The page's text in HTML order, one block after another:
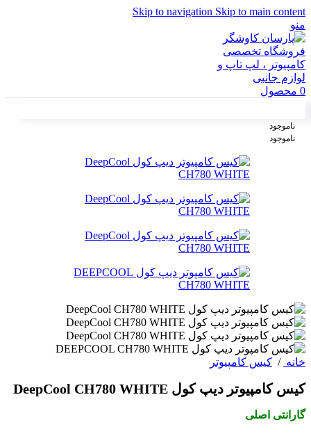
Skip to navigation Skip to main content
منو
0 محصول
ناموجود
ناموجود
خانه / کیس کامپیوتر
کیس کامپیوتر دیپ کول DeepCool CH780 WHITE
گارانتی اصلی